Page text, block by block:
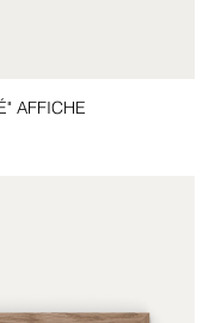
rapide
AFFICHE